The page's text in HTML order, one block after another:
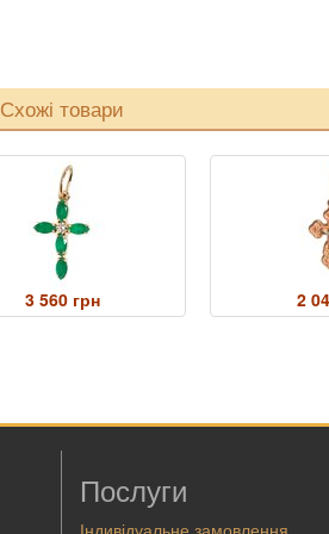
Схожі товари
3 560 грн 2
Послуги
Індивідуальне замовлення